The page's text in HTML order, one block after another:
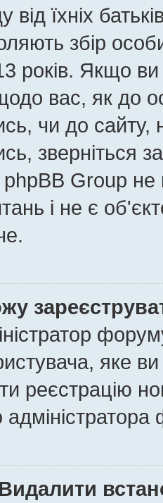
від їхніх
збір
років. Якщо
вас, як до
чи до
зверніться
Group не
і не є
яке
реєстрацію